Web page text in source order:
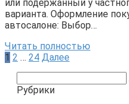
или подержанный у
варианта. Оформление
автосалоне: Выбор…
Читать полностью
Пагинация
1 2 … 24 Далее
Рубрики